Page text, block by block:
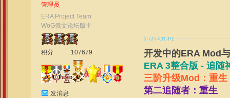
管理员
ERA Project Team
WoG俄文论坛版主
积分 107679
发消息
开发中的ERA Mod
ERA 3整合版 - 追随
三阶升级Mod：重生
第二追随者：重生